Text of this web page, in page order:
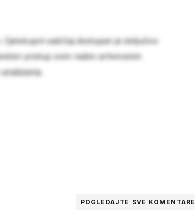
sadržaj dostupan je isključivo
pristup svim našim arhiviranim
POGLEDAJTE SVE KOMENTARE